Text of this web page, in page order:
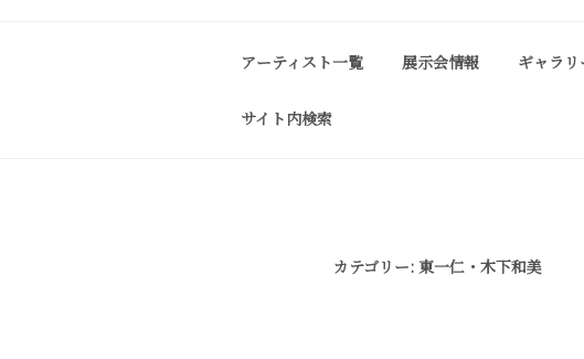
アーティスト一覧 展示会情報 ギャラ
サイト内検索
カテゴリー: 東一仁・木下和美